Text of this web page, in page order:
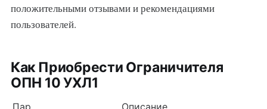
положительными отзывами и рекомендациями
пользователей.
Как Приобрести Ограничителя
ОПН 10 УХЛ1
Пар
Описание